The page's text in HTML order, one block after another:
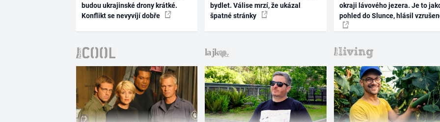
budou ukrajinské drony krátké.
Konflikt se nevyvíjí dobře
bydlet. Válise mrzí, že ukázal
špatné stránky
okraji lávového jezera. Je to
pohled do Slunce, hlásil